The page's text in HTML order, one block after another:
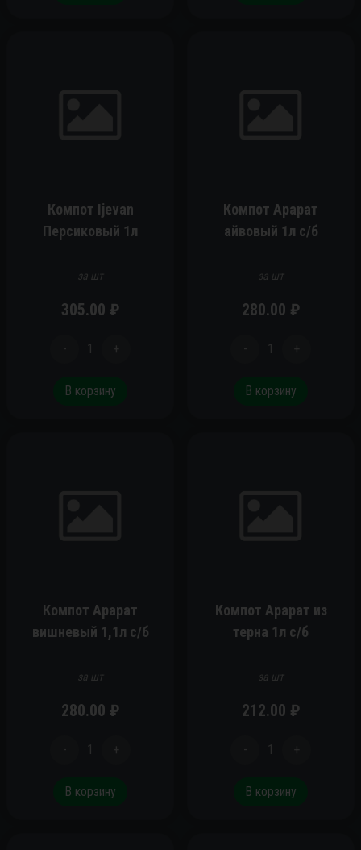
Компот Ijevan
Персиковый 1л
за шт
305.00 ₽
- 1 +
В корзину
Компот Арарат
айвовый 1л с/б
за шт
280.00 ₽
- 1 +
В корзину
Компот Арарат
вишневый 1,1л с/б
за шт
280.00 ₽
- 1 +
В корзину
Компот Арарат из
терна 1л с/б
за шт
212.00 ₽
- 1 +
В корзину